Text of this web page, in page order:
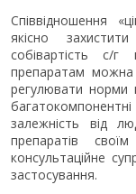
Співвідношення
якісно
собівартість с/г
препаратам можна
регулювати норми
залежність від
препаратів
консультаційне
застосування.